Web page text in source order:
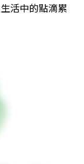
活中的點滴累